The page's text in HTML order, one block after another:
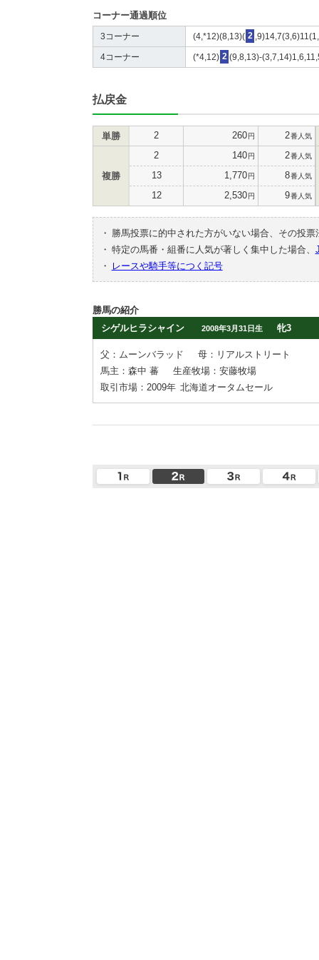
コーナー通過順位
3コーナー (4,*12)(8,13)( 2
4コーナー (*4,12) 2 (9,8,13)-
払戻金
単勝 2 260円 2番人気
複勝
2 140円 2番人気
13 1,770円 8番人気
12 2,530円 9番人気
・
勝馬投票に的中された方がいない場合、その投
・ 特定の馬番・組番に人気が著しく集中した場合、
・
レースや騎手等につく記号
勝馬の紹介
シゲルヒラシャイン
2008年3月31日生 牝3
父：ムーンバラッド
母：リアルストリート
馬主：森中 蕃
生産牧場：安藤牧場
取引市場：2009年 北海道オータムセール